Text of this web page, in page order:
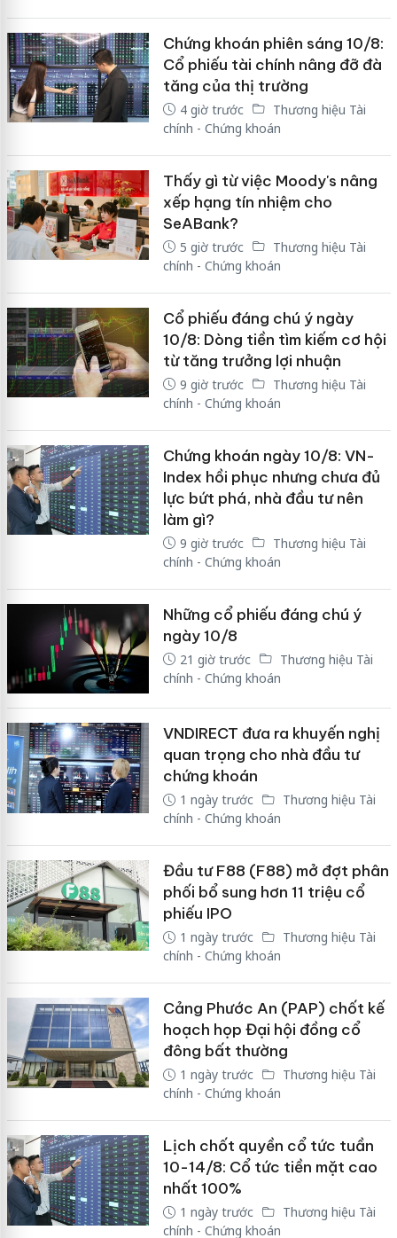
Chứng khoán phiên sáng 10/8:
Cổ phiếu tài chính nâng đỡ đà
tăng của thị trường
4 giờ trước
Thương hiệu Tài
chính - Chứng khoán
Thấy gì từ việc Moody's nâng
xếp hạng tín nhiệm cho
SeABank?
5 giờ trước
Thương hiệu Tài
chính - Chứng khoán
Cổ phiếu đáng chú ý ngày
10/8: Dòng tiền tìm kiếm cơ hội
từ tăng trưởng lợi nhuận
9 giờ trước
Thương hiệu Tài
chính - Chứng khoán
Chứng khoán ngày 10/8: VN-
Index hồi phục nhưng chưa đủ
lực bứt phá, nhà đầu tư nên
làm gì?
9 giờ trước
Thương hiệu Tài
chính - Chứng khoán
Những cổ phiếu đáng chú ý
ngày 10/8
21 giờ trước
Thương hiệu Tài
chính - Chứng khoán
VNDIRECT đưa ra khuyến nghị
quan trọng cho nhà đầu tư
chứng khoán
1 ngày trước
Thương hiệu Tài
chính - Chứng khoán
Đầu tư F88 (F88) mở đợt phân
phối bổ sung hơn 11 triệu cổ
phiếu IPO
1 ngày trước
Thương hiệu Tài
chính - Chứng khoán
Cảng Phước An (PAP) chốt kế
hoạch họp Đại hội đồng cổ
đông bất thường
1 ngày trước
Thương hiệu Tài
chính - Chứng khoán
Lịch chốt quyền cổ tức tuần
10-14/8: Cổ tức tiền mặt cao
nhất 100%
1 ngày trước
Thương hiệu Tài
chính - Chứng khoán